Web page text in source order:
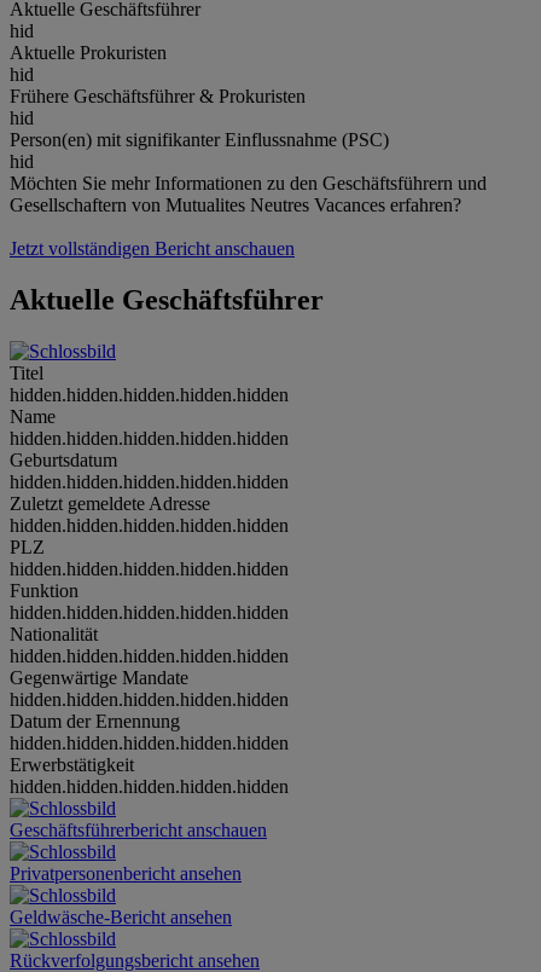
Aktuelle Geschäftsführer
hid
Aktuelle Prokuristen
hid
Frühere Geschäftsführer & Prokuristen
hid
Person(en) mit signifikanter Einflussnahme (PSC)
hid
Möchten Sie mehr Informationen zu den Geschäftsführern und
Gesellschaftern von Mutualites Neutres Vacances erfahren?
Jetzt vollständigen Bericht anschauen
Aktuelle Geschäftsführer
Titel
hidden.hidden.hidden.hidden.hidden
Name
hidden.hidden.hidden.hidden.hidden
Geburtsdatum
hidden.hidden.hidden.hidden.hidden
Zuletzt gemeldete Adresse
hidden.hidden.hidden.hidden.hidden
PLZ
hidden.hidden.hidden.hidden.hidden
Funktion
hidden.hidden.hidden.hidden.hidden
Nationalität
hidden.hidden.hidden.hidden.hidden
Gegenwärtige Mandate
hidden.hidden.hidden.hidden.hidden
Datum der Ernennung
hidden.hidden.hidden.hidden.hidden
Erwerbstätigkeit
hidden.hidden.hidden.hidden.hidden
Geschäftsführerbericht anschauen
Privatpersonenbericht ansehen
Geldwäsche-Bericht ansehen
Rückverfolgungsbericht ansehen